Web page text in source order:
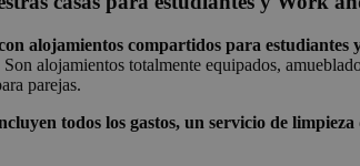
alojamientos compartidos para
Son alojamientos totalmente equipados,
parejas.
todos los gastos, un servicio de